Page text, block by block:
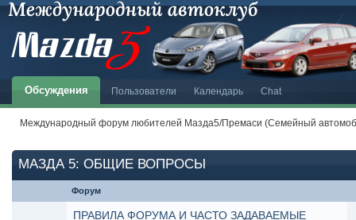
Обсуждения Пользователи Календарь Chat
Международный форум любителей Мазда5/Премаси (Семейный
МАЗДА 5: ОБЩИЕ ВОПРОСЫ
Форум
ПРАВИЛА ФОРУМА И ЧАСТО ЗАДАВАЕМЫЕ